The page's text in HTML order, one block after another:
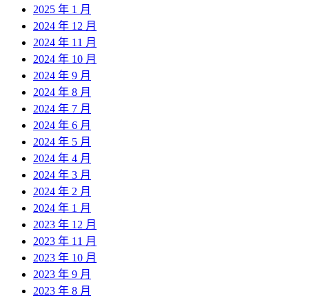
2025 年 1 月
2024 年 12 月
2024 年 11 月
2024 年 10 月
2024 年 9 月
2024 年 8 月
2024 年 7 月
2024 年 6 月
2024 年 5 月
2024 年 4 月
2024 年 3 月
2024 年 2 月
2024 年 1 月
2023 年 12 月
2023 年 11 月
2023 年 10 月
2023 年 9 月
2023 年 8 月